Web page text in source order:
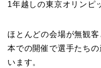
1年越しの東京オリンピ
ほとんどの会場が無観
本での開催で選手たち
います。